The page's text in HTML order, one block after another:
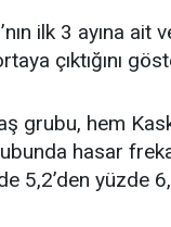
ilk 3 ayına
çıktığını
grubu, hem
hasar
5,2’den yüzde